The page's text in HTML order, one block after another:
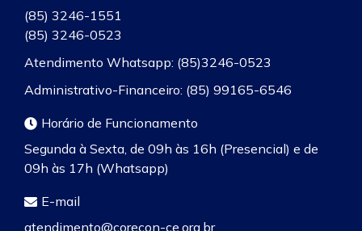
(85) 3246-1551
(85) 3246-0523
Atendimento Whatsapp: (85)3246-0523
Administrativo-Financeiro: (85) 99165-6546
Horário de Funcionamento
Segunda à Sexta, de 09h às 16h (Presencial) e de
09h às 17h (Whatsapp)
E-mail
atendimento@corecon-ce.org.br